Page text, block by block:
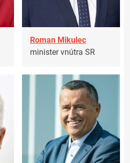
Roman Mikulec
minister vnútra SR